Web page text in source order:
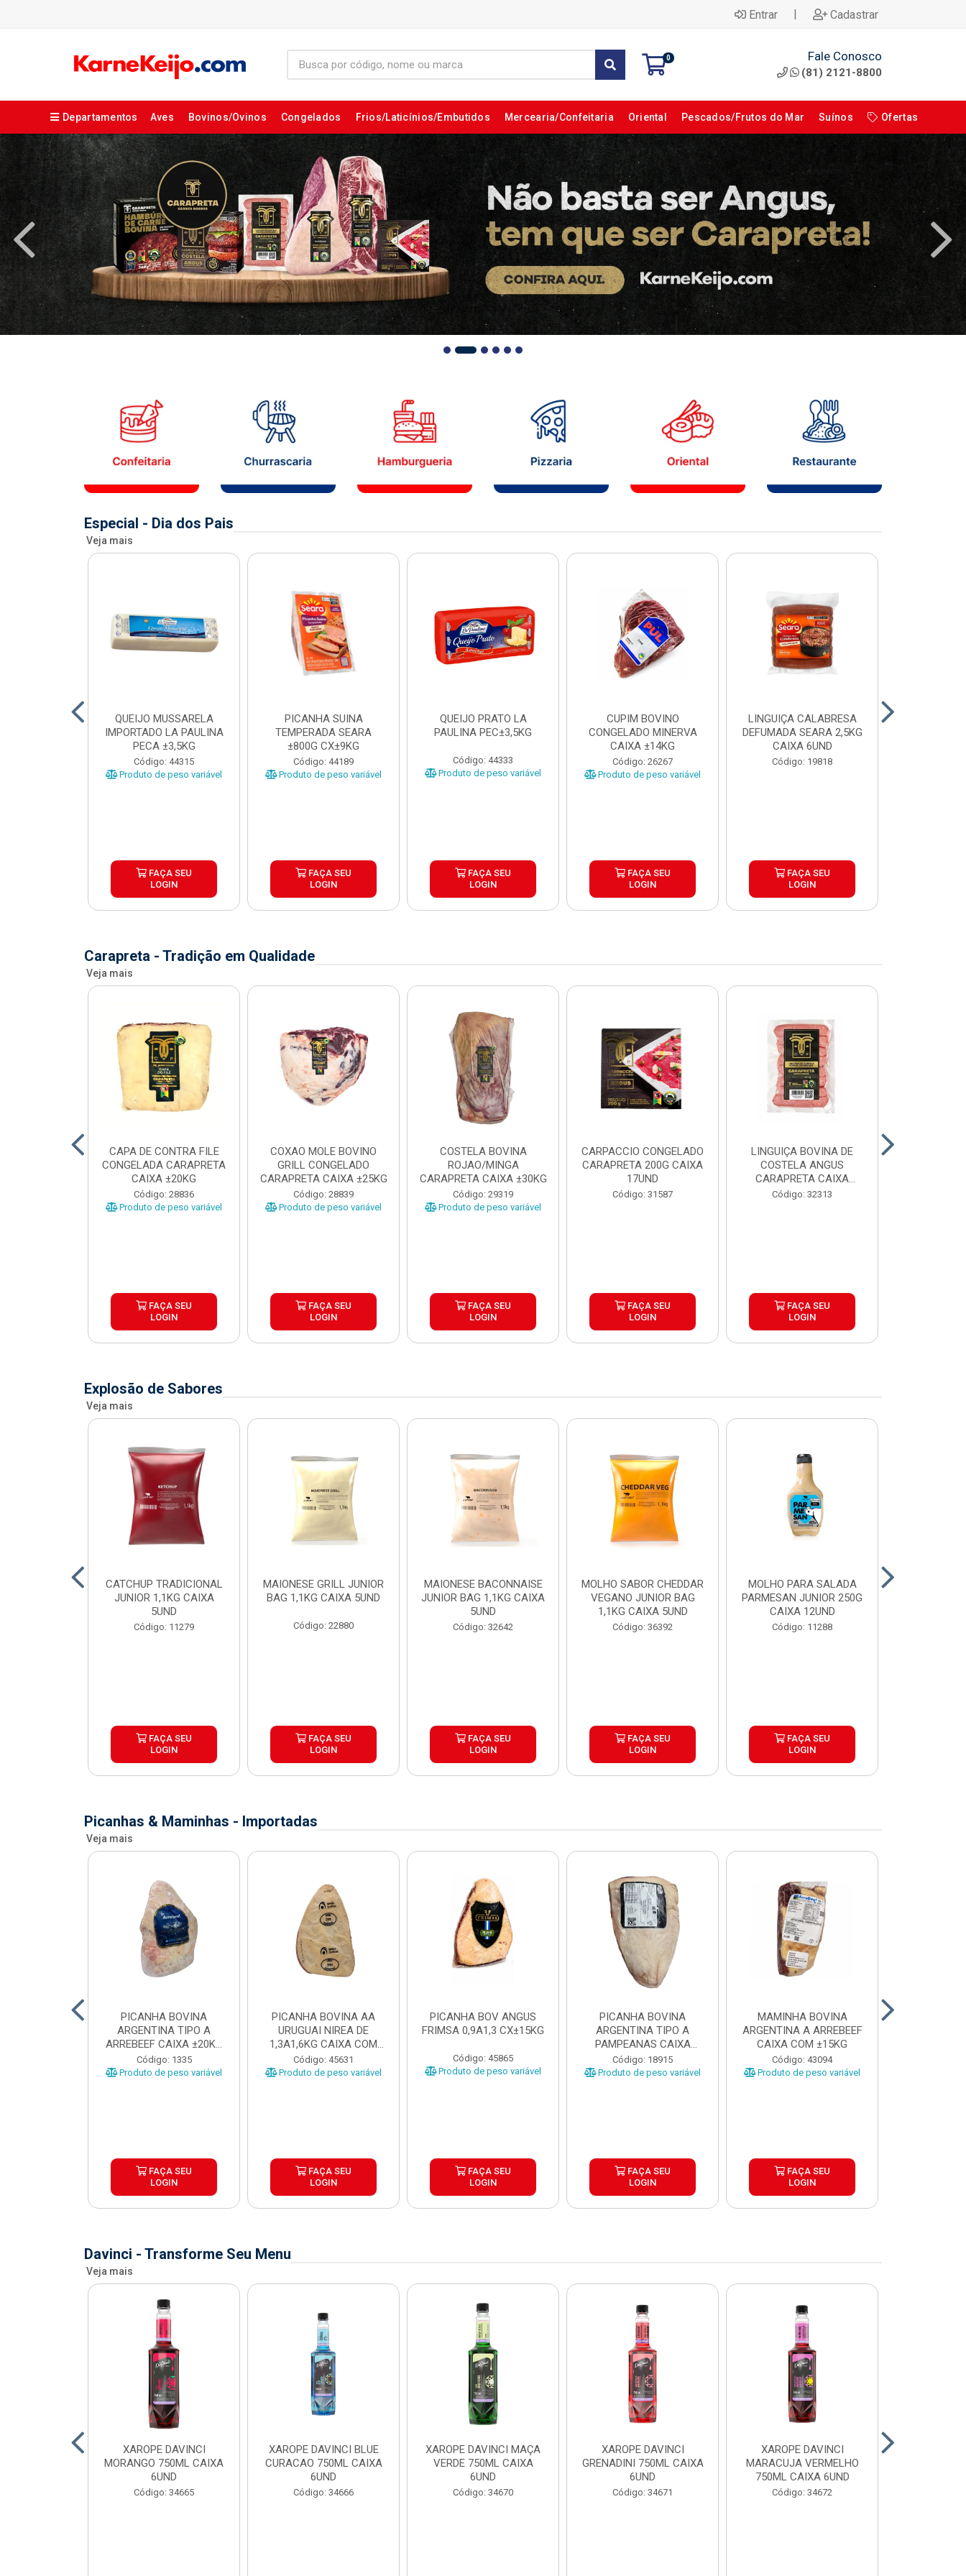
Entrar | Cadastrar
0 Fale Conosco
(81) 2121-8800
Departamentos Aves Bovinos/Ovinos Congelados Frios/Laticínios/Embutidos Mercearia/Confeitaria Oriental Pescados/Frutos do Mar Suínos Ofertas
Especial - Dia dos Pais
Veja mais
QUEIJO MUSSARELA
IMPORTADO LA PAULINA
PECA ±3,5KG
Código: 44315
Produto de peso variável
FAÇA SEU
LOGIN
PICANHA SUINA
TEMPERADA SEARA
±800G CX±9KG
Código: 44189
Produto de peso variável
FAÇA SEU
LOGIN
QUEIJO PRATO LA
PAULINA PEC±3,5KG
Código: 44333
Produto de peso variável
FAÇA SEU
LOGIN
CUPIM BOVINO
CONGELADO MINERVA
CAIXA ±14KG
Código: 26267
Produto de peso variável
FAÇA SEU
LOGIN
LINGUIÇA CALABRESA
DEFUMADA SEARA 2,5KG
CAIXA 6UND
Código: 19818
FAÇA SEU
LOGIN
Carapreta - Tradição em Qualidade
Veja mais
CAPA DE CONTRA FILE
CONGELADA CARAPRETA
CAIXA ±20KG
Código: 28836
Produto de peso variável
FAÇA SEU
LOGIN
COXAO MOLE BOVINO
GRILL CONGELADO
CARAPRETA CAIXA ±25KG
Código: 28839
Produto de peso variável
FAÇA SEU
LOGIN
COSTELA BOVINA
ROJAO/MINGA
CARAPRETA CAIXA ±30KG
Código: 29319
Produto de peso variável
FAÇA SEU
LOGIN
CARPACCIO CONGELADO
CARAPRETA 200G CAIXA
17UND
Código: 31587
FAÇA SEU
LOGIN
LINGUIÇA BOVINA DE
COSTELA ANGUS
CARAPRETA CAIXA
24X300G
Código: 32313
FAÇA SEU
LOGIN
Explosão de Sabores
Veja mais
CATCHUP TRADICIONAL
JUNIOR 1,1KG CAIXA
5UND
Código: 11279
FAÇA SEU
LOGIN
MAIONESE GRILL JUNIOR
BAG 1,1KG CAIXA 5UND
Código: 22880
FAÇA SEU
LOGIN
MAIONESE BACONNAISE
JUNIOR BAG 1,1KG CAIXA
5UND
Código: 32642
FAÇA SEU
LOGIN
MOLHO SABOR CHEDDAR
VEGANO JUNIOR BAG
1,1KG CAIXA 5UND
Código: 36392
FAÇA SEU
LOGIN
MOLHO PARA SALADA
PARMESAN JUNIOR 250G
CAIXA 12UND
Código: 11288
FAÇA SEU
LOGIN
Picanhas & Maminhas - Importadas
Veja mais
PICANHA BOVINA
ARGENTINA TIPO A
ARREBEEF CAIXA ±20KG
PEÇAS 1...
Código: 1335
Produto de peso variável
FAÇA SEU
LOGIN
PICANHA BOVINA AA
URUGUAI NIREA DE
1,3A1,6KG CAIXA COM
±15KG
Código: 45631
Produto de peso variável
FAÇA SEU
LOGIN
PICANHA BOV ANGUS
FRIMSA 0,9A1,3 CX±15KG
Código: 45865
Produto de peso variável
FAÇA SEU
LOGIN
PICANHA BOVINA
ARGENTINA TIPO A
PAMPEANAS CAIXA
±20KG PEÇAS ...
Código: 18915
Produto de peso variável
FAÇA SEU
LOGIN
MAMINHA BOVINA
ARGENTINA A ARREBEEF
CAIXA COM ±15KG
Código: 43094
Produto de peso variável
FAÇA SEU
LOGIN
Davinci - Transforme Seu Menu
Veja mais
XAROPE DAVINCI
MORANGO 750ML CAIXA
6UND
Código: 34665
XAROPE DAVINCI BLUE
CURACAO 750ML CAIXA
6UND
Código: 34666
XAROPE DAVINCI MAÇA
VERDE 750ML CAIXA
6UND
Código: 34670
XAROPE DAVINCI
GRENADINI 750ML CAIXA
6UND
Código: 34671
XAROPE DAVINCI
MARACUJA VERMELHO
750ML CAIXA 6UND
Código: 34672